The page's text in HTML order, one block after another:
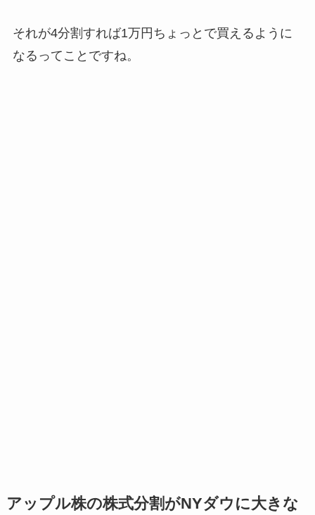
それが4分割すれば1万円ちょっとで買えるように
なるってことですね。
アップル株の株式分割がNYダウに大きな